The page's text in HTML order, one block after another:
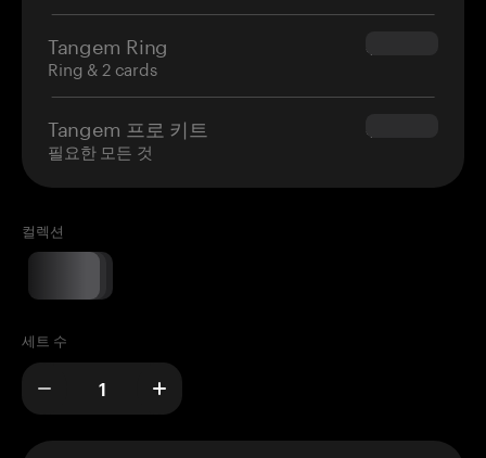
Tangem Ring
Ring & 2 cards
$160.00
Tangem 프로 키트
필요한 모든 것
$180.00
컬렉션
세트 수